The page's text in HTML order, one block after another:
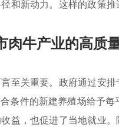
和新动力。这样的政策推
肉牛产业的高质
至关重要。政府通过安
条件的新建养殖场给予
益，也促进了当地就业